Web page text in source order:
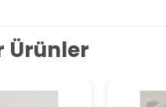
Ürünler